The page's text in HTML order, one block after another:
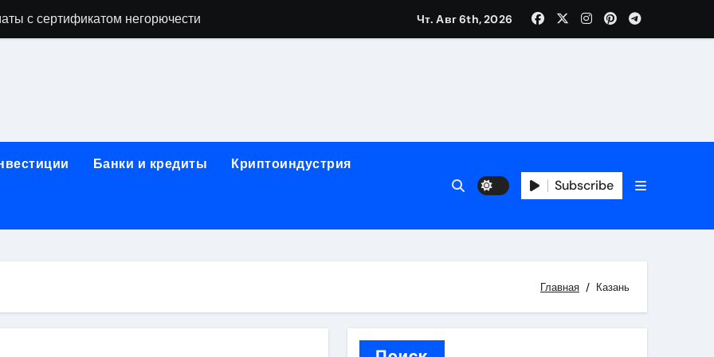
с сертификатом негорючести
и направляющих для конвейерных лент
лотков для хранения электронных компонентов
этапы строительства, проверка застройщика и сценарии оформления сделки
Чт. Авг 6th, 2026
Банки и кредиты Криптоиндустрия
Subscribe
Главная Казань